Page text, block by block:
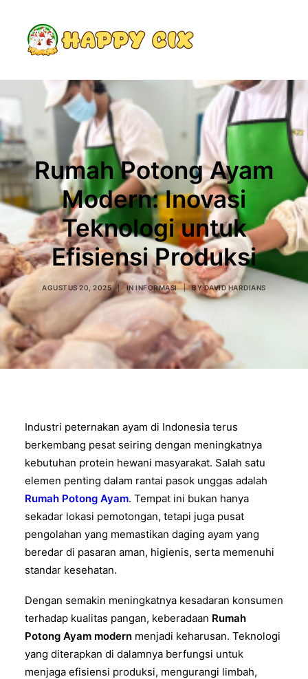
Rumah Potong Ayam
Modern: Inovasi
Teknologi untuk
Efisiensi Produksi
AGUSTUS 20, 2025 ININFORMASI | BYDAVID HARDIANS
Industri peternakan ayam di Indonesia terus
berkembang pesat seiring dengan meningkatnya
kebutuhan protein hewani masyarakat. Salah satu
elemen penting dalam rantai pasok unggas adalah
Rumah Potong Ayam. Tempat ini bukan hanya
sekadar lokasi pemotongan, tetapi juga pusat
pengolahan yang memastikan daging ayam yang
beredar di pasaran aman, higienis, serta memenuhi
standar kesehatan.
Dengan semakin meningkatnya kesadaran konsumen
terhadap kualitas pangan, keberadaan Rumah
Potong Ayam modern menjadi keharusan. Teknologi
yang diterapkan di dalamnya berfungsi untuk
menjaga efisiensi produksi, mengurangi limbah,